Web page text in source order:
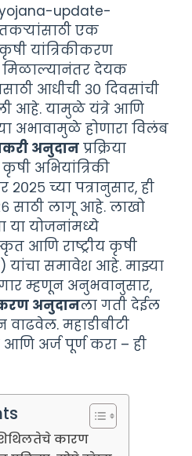
update-
एक
यांत्रिकीकरण
मिळाल्यानंतर देयक
आधीची ३० दिवसांची
आहे. यामुळे यंत्रे आणि
अभावामुळे होणारा विलंब
अनुदान प्रक्रिया
अभियांत्रिकी
२०२५ च्या पत्रानुसार, ही
साठी लागू आहे. लाखो
या योजनांमध्ये
आणि राष्ट्रीय कृषी
यांचा समावेश आहे. माझ्या
म्हणून अनुभवानुसार,
अनुदानला गती देईल
महाडीबीटी
अर्ज पूर्ण करा – ही
कारण